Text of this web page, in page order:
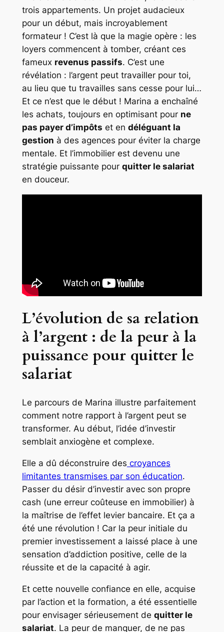
trois appartements. Un projet audacieux
pour un début, mais incroyablement
formateur ! C’est là que la magie opère : les
loyers commencent à tomber, créant ces
fameux revenus passifs. C’est une
révélation : l’argent peut travailler pour toi,
au lieu que tu travailles sans cesse pour lui…
Et ce n’est que le début ! Marina a enchaîné
les achats, toujours en optimisant pour ne
pas payer d’impôts et en déléguant la
gestion à des agences pour éviter la charge
mentale. Et l’immobilier est devenu une
stratégie puissante pour quitter le salariat
en douceur.
L’évolution de sa relation
à l’argent : de la peur à la
puissance pour quitter le
salariat
Le parcours de Marina illustre parfaitement
comment notre rapport à l’argent peut se
transformer. Au début, l’idée d’investir
semblait anxiogène et complexe.
Elle a dû déconstruire des croyances
limitantes transmises par son éducation.
Passer du désir d’investir avec son propre
cash (une erreur coûteuse en immobilier) à
la maîtrise de l’effet levier bancaire. Et ça a
été une révolution ! Car la peur initiale du
premier investissement a laissé place à une
sensation d’addiction positive, celle de la
réussite et de la capacité à agir.
Et cette nouvelle confiance en elle, acquise
par l’action et la formation, a été essentielle
pour envisager sérieusement de quitter le
salariat. La peur de manquer, de ne pas